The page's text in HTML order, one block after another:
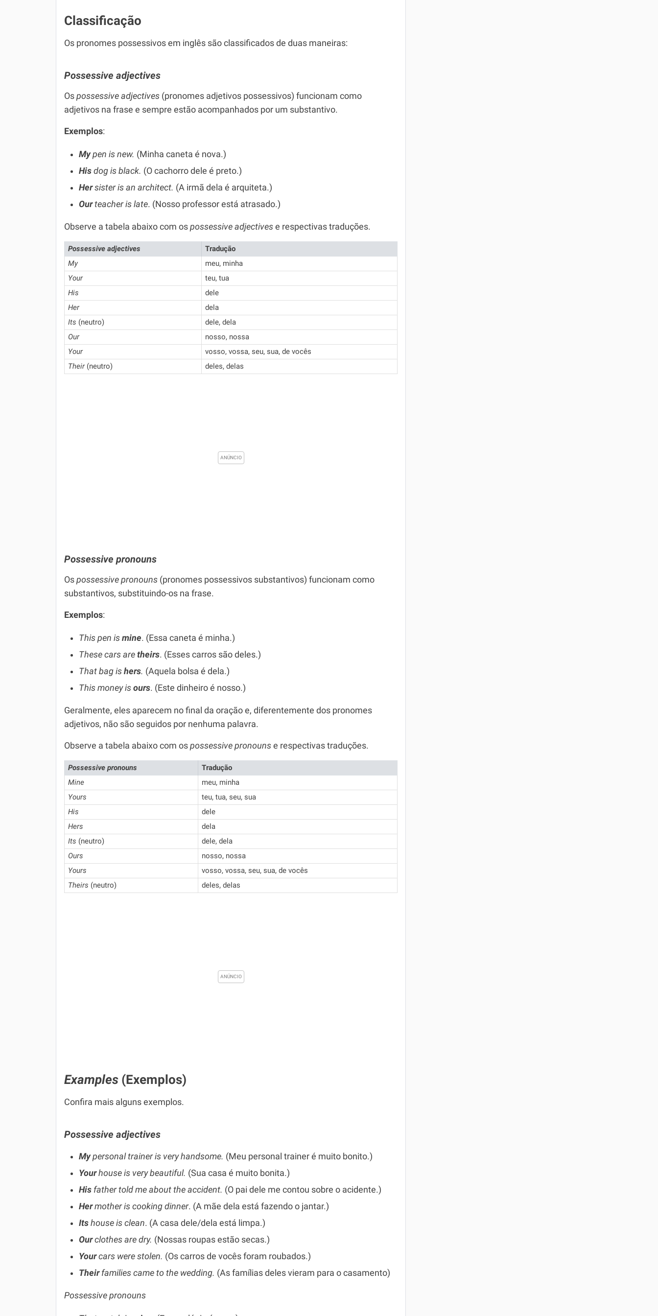
Classificação
Os pronomes possessivos em inglês são classificados de duas maneiras:
Possessive adjectives
Os possessive adjectives (pronomes adjetivos possessivos) funcionam como
adjetivos na frase e sempre estão acompanhados por um substantivo.
Exemplos:
Mypen is new. (Minha caneta é nova.)
His dog is black. (O cachorro dele é preto.)
Hersister is an architect. (A irmã dela é arquiteta.)
Ourteacher is late. (Nosso professor está atrasado.)
Observe a tabela abaixo com os possessive adjectives e respectivas traduções.
Possessive adjectives
Tradução
My
meu, minha
Your
teu, tua
His
dele
Her
dela
Its (neutro)
dele, dela
Our
nosso, nossa
Your
vosso, vossa, seu, sua, de vocês
Their (neutro) deles, delas
Possessive pronouns
Os possessive pronouns (pronomes possessivos substantivos) funcionam como
substantivos, substituindo-os na frase.
Exemplos:
This pen is mine. (Essa caneta é minha.)
These cars are theirs. (Esses carros são deles.)
That bag is hers. (Aquela bolsa é dela.)
This money is ours. (Este dinheiro é nosso.)
Geralmente, eles aparecem no final da oração e, diferentemente dos pronomes
adjetivos, não são seguidos por nenhuma palavra.
Observe a tabela abaixo com os possessive pronouns e respectivas traduções.
Possessive pronouns
Tradução
Mine
meu, minha
Yours
teu, tua, seu, sua
His
dele
Hers
dela
Its (neutro)
dele, dela
Ours
nosso, nossa
Yours
vosso, vossa, seu, sua, de vocês
Theirs (neutro) deles, delas
Examples (Exemplos)
Confira mais alguns exemplos.
Possessive adjectives
Mypersonal trainer is very handsome. (Meu personal trainer é muito bonito.)
Yourhouse is very beautiful. (Sua casa é muito bonita.)
His father told me about the accident. (O pai dele me contou sobre o acidente.)
Hermother is cooking dinner. (A mãe dela está fazendo o jantar.)
Its house is clean. (A casa dele/dela está limpa.)
Ourclothes are dry. (Nossas roupas estão secas.)
Yourcars were stolen. (Os carros de vocês foram roubados.)
Theirfamilies came to the wedding. (As famílias deles vieram para o casamento)
Possessive pronouns